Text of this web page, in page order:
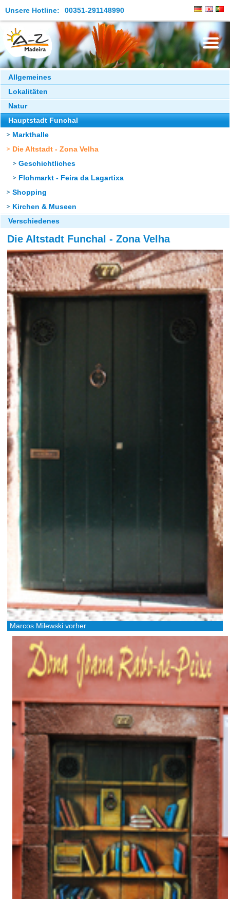
Unsere Hotline: 00351-291148990
Die Insel
Madeira Erleben
Aktuelles
Reiseangebote
Kontakt
Allgemeines
Lokalitäten
Natur
Hauptstadt Funchal
Markthalle
Die Altstadt - Zona Velha
Geschichtliches
Flohmarkt - Feira da Lagartixa
Shopping
Kirchen & Museen
Verschiedenes
Die Altstadt Funchal - Zona Velha
Marcos Milewski vorher